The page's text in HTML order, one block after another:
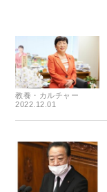
教養・カルチャー
2022.12.01